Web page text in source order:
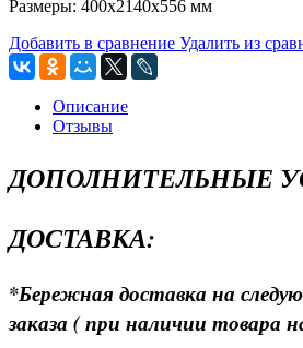
Размеры: 400х2140х556 мм
Добавить в сравнение Удалить из
Описание
Отзывы
ДОПОЛНИТЕЛЬНЫЕ
ДОСТАВКА:
*Бережная доставка на
заказа ( при наличии товара